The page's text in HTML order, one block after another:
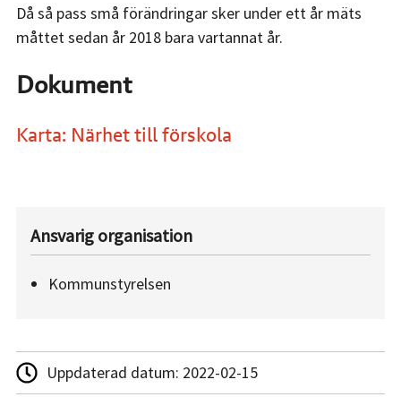
Då så pass små förändringar sker under ett år mäts
måttet sedan år 2018 bara vartannat år.
Dokument
Karta: Närhet till förskola
Ansvarig organisation
Kommunstyrelsen
Uppdaterad datum: 2022-02-15